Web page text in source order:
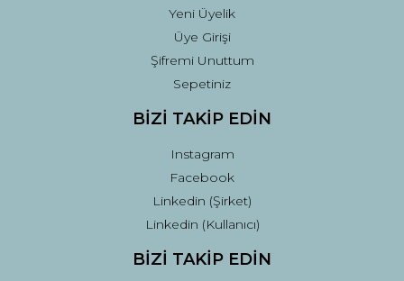
Yeni Üyelik
Üye Girişi
Şifremi Unuttum
Sepetiniz
BİZİ TAKİP EDİN
Instagram
Facebook
Linkedin (Şirket)
Linkedin (Kullanıcı)
BİZİ TAKİP EDİN